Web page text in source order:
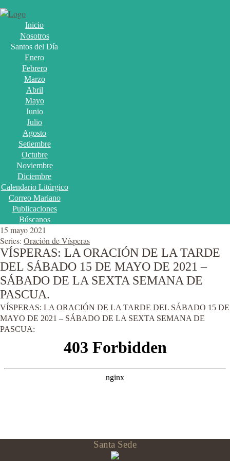
Inicio
Nosotros
Santos del Día
Enero
Febrero
Marzo
Abril
Mayo
Junio
Julio
Agosto
Setiembre
Octubre
Noviembre
Diciembre
Calendario Litúrgico
Correo Mariano
Publicaciones
Búscanos
15 mayo 2021
Series: Oración de Vísperas
VÍSPERAS: LA ORACIÓN DE LA TARDE
DEL SÁBADO 15 DE MAYO DE 2021 –
SÁBADO DE LA SEXTA SEMANA DE
PASCUA.
VÍSPERAS: LA ORACIÓN DE LA TARDE DEL SÁBADO 15 DE
MAYO DE 2021 – SÁBADO DE LA SEXTA SEMANA DE
PASCUA:
Santa Sede